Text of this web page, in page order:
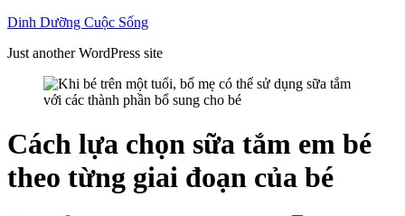
Skip
content
Dinh Dưỡng Cuộc Sống
Just another WordPress site
Cách lựa chọn sữa tắm em bé
theo từng giai đoạn của bé